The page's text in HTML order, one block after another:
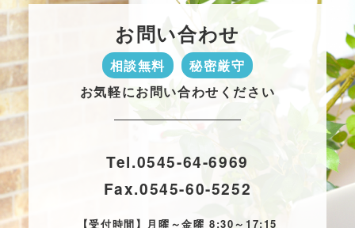
お問い合わせ
相談無料
秘密厳守
お気軽にお問い合わせください
Tel.0545-64-6969
Fax.0545-60-5252
【受付時間】月曜～金曜 8:30～17:15